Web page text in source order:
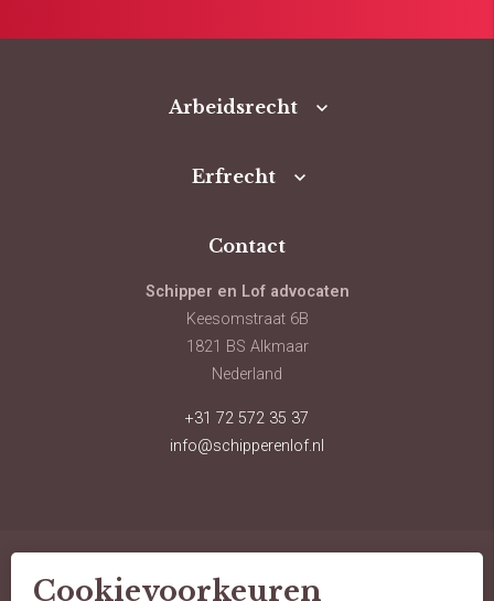
Arbeidsrecht
Erfrecht
Contact
Schipper en Lof advocaten
Keesomstraat 6B
1821 BS Alkmaar
Nederland
+31 72 572 35 37
info@schipperenlof.nl
© schipper en lof advocaten
Cookievoorkeuren